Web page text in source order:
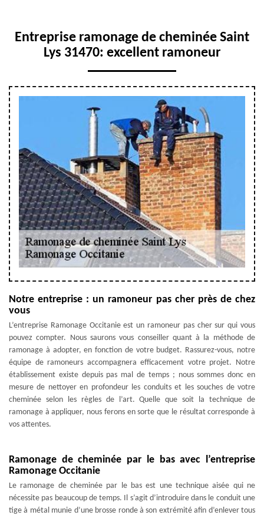
Entreprise ramonage de cheminée Saint
Lys 31470: excellent ramoneur
Notre entreprise : un ramoneur pas cher près de chez
vous
L’entreprise Ramonage Occitanie est un ramoneur pas cher sur qui vous
pouvez compter. Nous saurons vous conseiller quant à la méthode de
ramonage à adopter, en fonction de votre budget. Rassurez-vous, notre
équipe de ramoneurs accompagnera efficacement votre projet. Notre
établissement existe depuis pas mal de temps ; nous sommes donc en
mesure de nettoyer en profondeur les conduits et les souches de votre
cheminée selon les règles de l’art. Quelle que soit la technique de
ramonage à appliquer, nous ferons en sorte que le résultat corresponde à
vos attentes.
Ramonage de cheminée par le bas avec l’entreprise
Ramonage Occitanie
Le ramonage de cheminée par le bas est une technique aisée qui ne
nécessite pas beaucoup de temps. Il s’agit d’introduire dans le conduit une
tige à métal munie d’une brosse ronde à son extrémité afin d’enlever tous